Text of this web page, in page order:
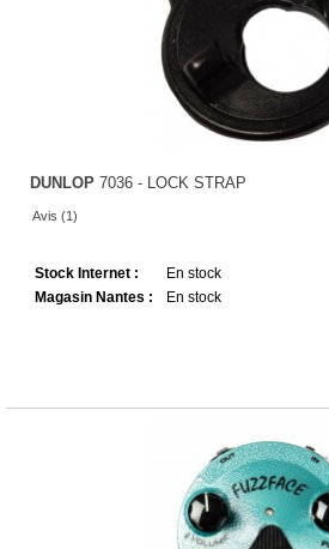
DUNLOP 7036 - LOCK STRAP
Avis (1)
Stock Internet :
En stock
Magasin Nantes :
En stock